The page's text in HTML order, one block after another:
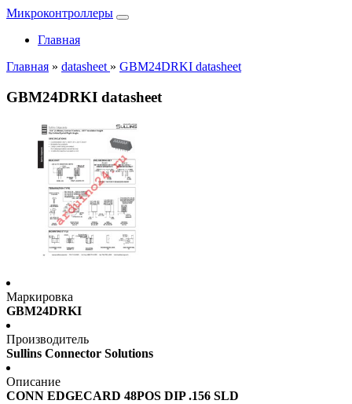
Микроконтроллеры
Главная
Главная » datasheet » GBM24DRKI datasheet
GBM24DRKI datasheet
Маркировка
GBM24DRKI
Производитель
Sullins Connector Solutions
Описание
CONN EDGECARD 48POS DIP .156 SLD